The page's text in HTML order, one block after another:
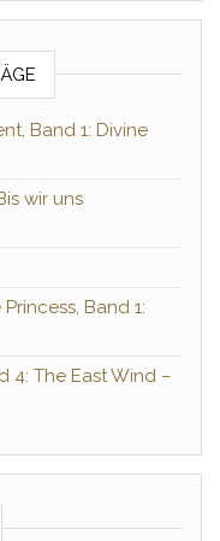
Band 1: Divine
wir uns
Band 1:
4: The East Wind –